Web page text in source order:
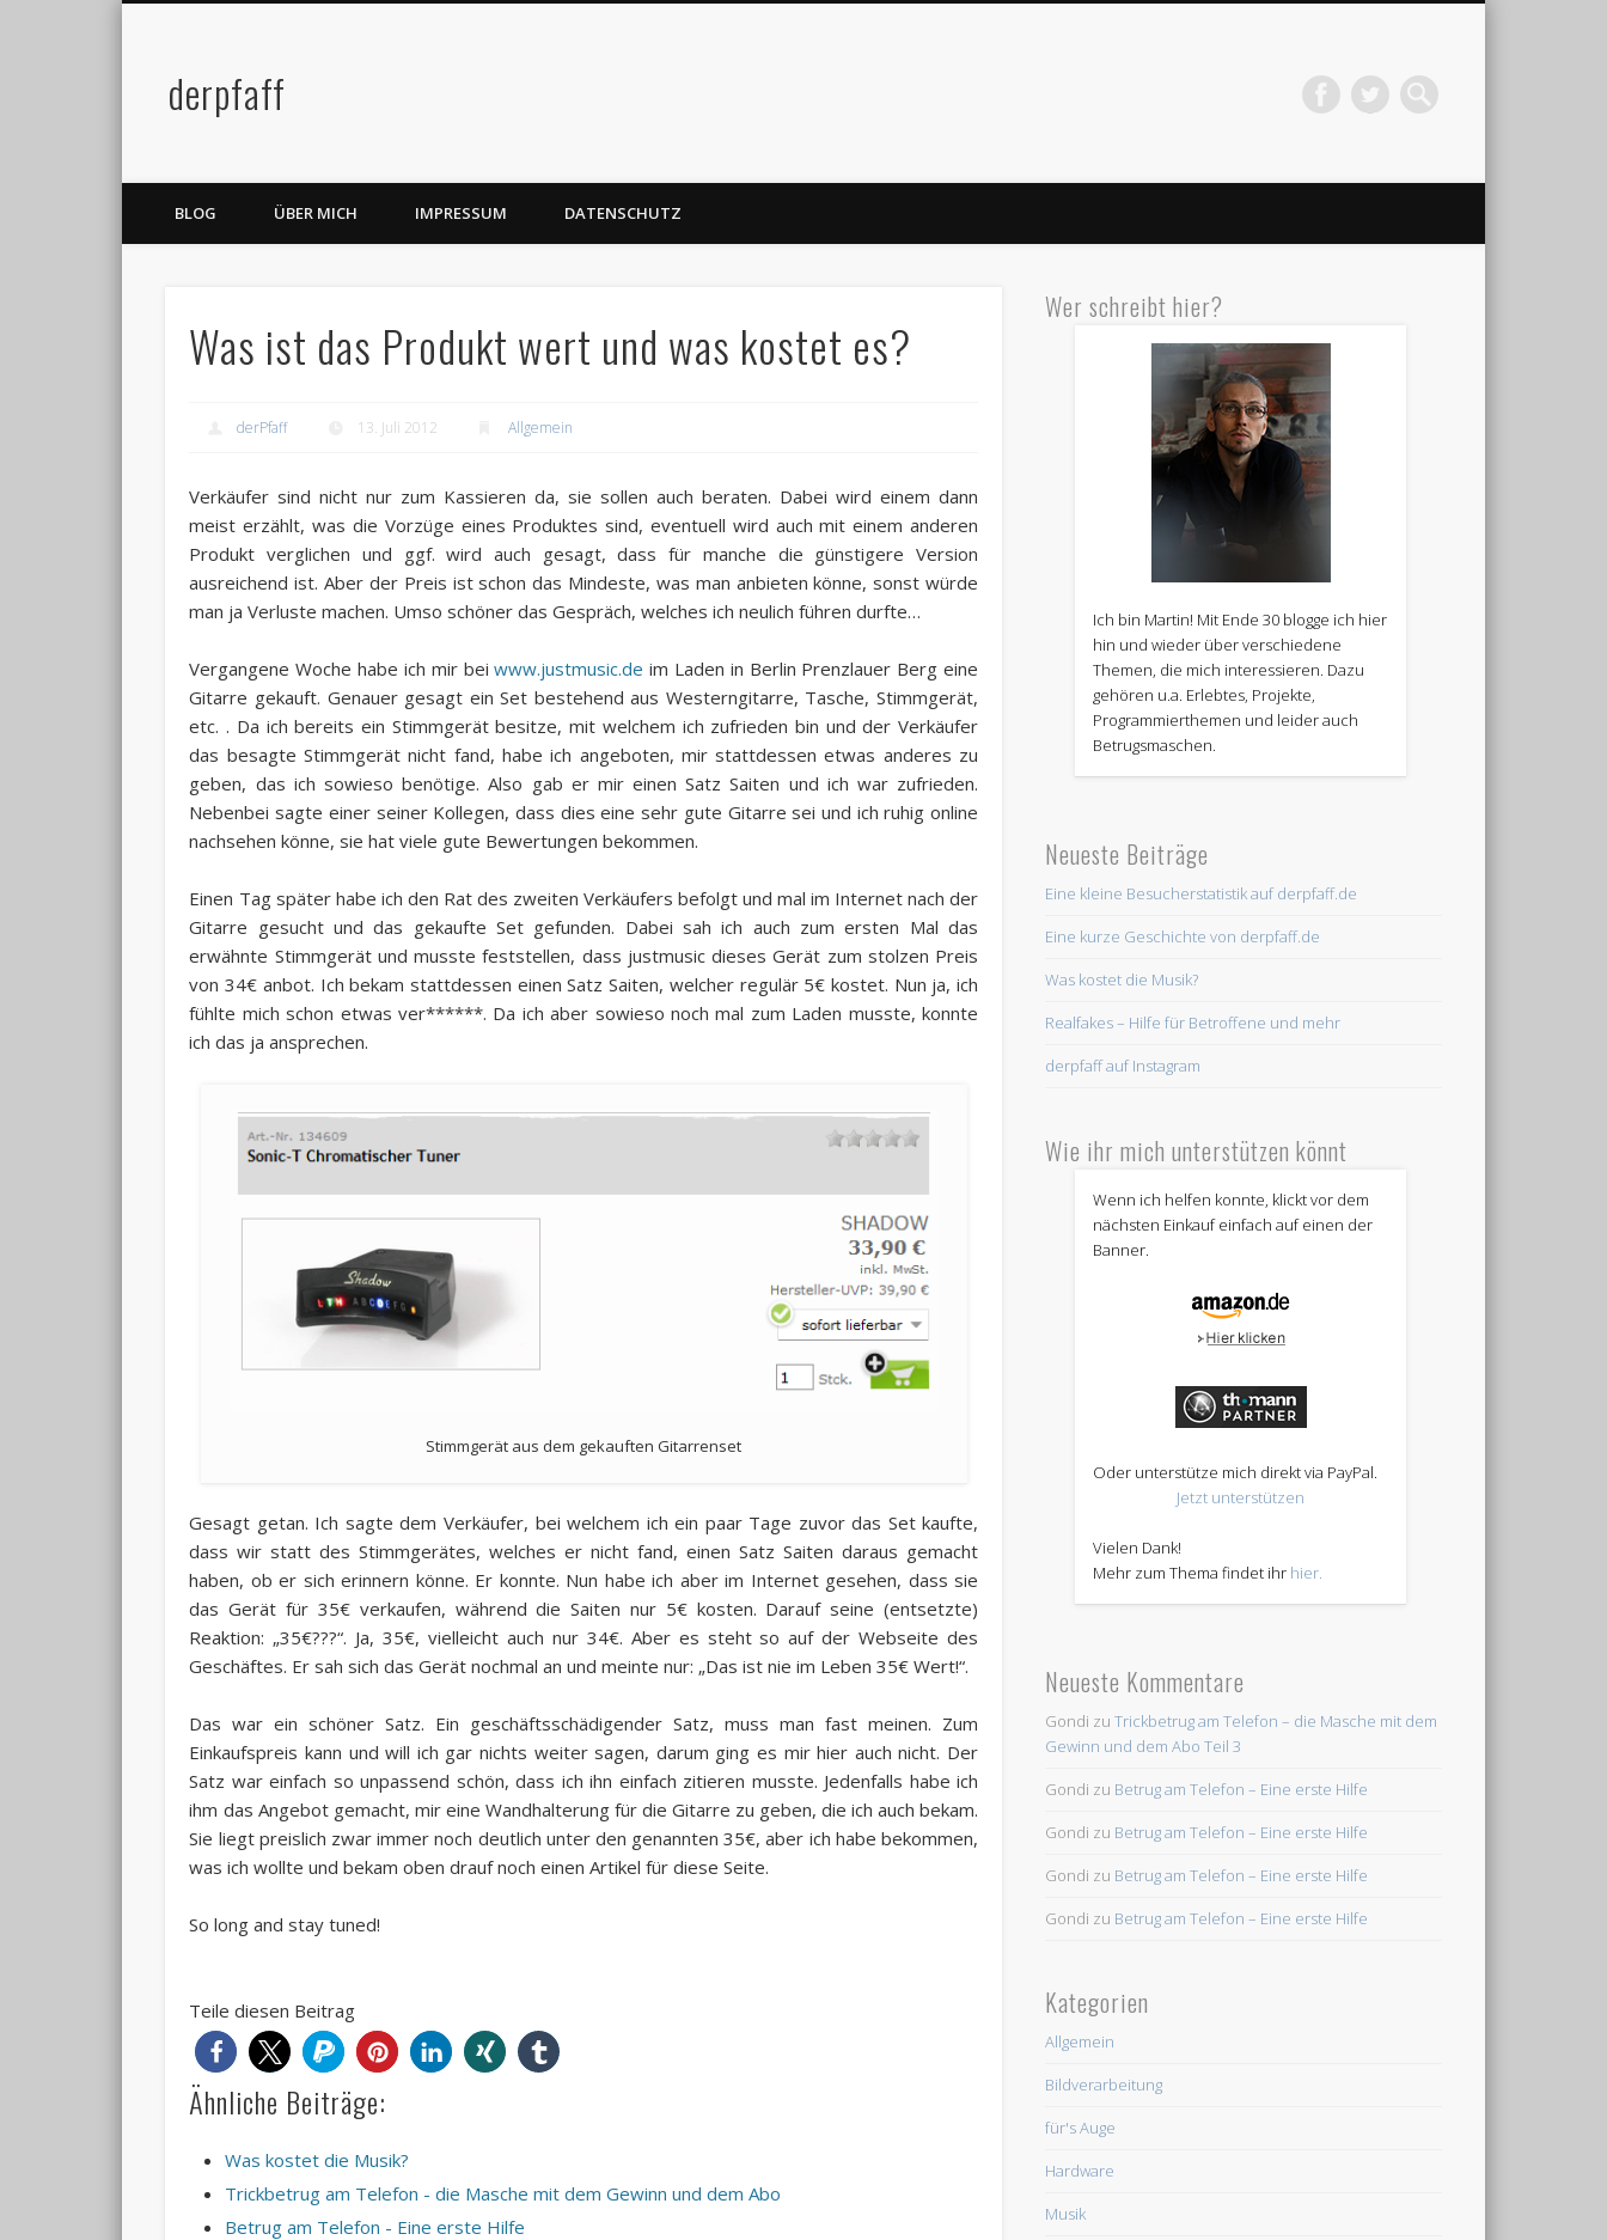
derpfaff
FacebookTwitter
BLOG ÜBER MICH IMPRESSUM DATENSCHUTZ
Was ist das Produkt wert und was kostet es?
derPfaff 13. Juli 2012 Allgemein
Verkäufer sind nicht nur zum Kassieren da, sie sollen auch beraten. Dabei wird einem dann
meist erzählt, was die Vorzüge eines Produktes sind, eventuell wird auch mit einem anderen
Produkt verglichen und ggf. wird auch gesagt, dass für manche die günstigere Version
ausreichend ist. Aber der Preis ist schon das Mindeste, was man anbieten könne, sonst würde
man ja Verluste machen. Umso schöner das Gespräch, welches ich neulich führen durfte…
Vergangene Woche habe ich mir beiwww.justmusic.de im Laden in Berlin Prenzlauer Berg eine
Gitarre gekauft. Genauer gesagt ein Set bestehend aus Westerngitarre, Tasche, Stimmgerät,
etc. . Da ich bereits ein Stimmgerät besitze, mit welchem ich zufrieden bin und der Verkäufer
das besagte Stimmgerät nicht fand, habe ich angeboten, mir stattdessen etwas anderes zu
geben, das ich sowieso benötige. Also gab er mir einen Satz Saiten und ich war zufrieden.
Nebenbei sagte einer seiner Kollegen, dass dies eine sehr gute Gitarre sei und ich ruhig online
nachsehen könne, sie hat viele gute Bewertungen bekommen.
Einen Tag später habe ich den Rat des zweiten Verkäufers befolgt und mal im Internet nach der
Gitarre gesucht und das gekaufte Set gefunden. Dabei sah ich auch zum ersten Mal das
erwähnte Stimmgerät und musste feststellen, dass justmusic dieses Gerät zum stolzen Preis
von 34€ anbot. Ich bekam stattdessen einen Satz Saiten, welcher regulär 5€ kostet. Nun ja, ich
fühlte mich schon etwas ver******. Da ich aber sowieso noch mal zum Laden musste, konnte
ich das ja ansprechen.
Stimmgerät aus dem gekauften Gitarrenset
Gesagt getan. Ich sagte dem Verkäufer, bei welchem ich ein paar Tage zuvor das Set kaufte,
dass wir statt des Stimmgerätes, welches er nicht fand, einen Satz Saiten daraus gemacht
haben, ob er sich erinnern könne. Er konnte. Nun habe ich aber im Internet gesehen, dass sie
das Gerät für 35€ verkaufen, während die Saiten nur 5€ kosten. Darauf seine (entsetzte)
Reaktion: „35€???“. Ja, 35€, vielleicht auch nur 34€. Aber es steht so auf der Webseite des
Geschäftes. Er sah sich das Gerät nochmal an und meinte nur: „Das ist nie im Leben 35€ Wert!“.
Das war ein schöner Satz. Ein geschäftsschädigender Satz, muss man fast meinen. Zum
Einkaufspreis kann und will ich gar nichts weiter sagen, darum ging es mir hier auch nicht. Der
Satz war einfach so unpassend schön, dass ich ihn einfach zitieren musste. Jedenfalls habe ich
ihm das Angebot gemacht, mir eine Wandhalterung für die Gitarre zu geben, die ich auch bekam.
Sie liegt preislich zwar immer noch deutlich unter den genannten 35€, aber ich habe bekommen,
was ich wollte und bekam oben drauf noch einen Artikel für diese Seite.
So long and stay tuned!
Teile diesen Beitrag
Ähnliche Beiträge:
Was kostet die Musik?
Trickbetrug am Telefon - die Masche mit dem Gewinn und dem Abo
Betrug am Telefon - Eine erste Hilfe
Wer schreibt hier?
Ich bin Martin! Mit Ende 30 blogge ich hier
hin und wieder über verschiedene
Themen, die mich interessieren. Dazu
gehören u.a. Erlebtes, Projekte,
Programmierthemen und leider auch
Betrugsmaschen.
Neueste Beiträge
Eine kleine Besucherstatistik auf derpfaff.de
Eine kurze Geschichte von derpfaff.de
Was kostet die Musik?
Realfakes – Hilfe für Betroffene und mehr
derpfaff auf Instagram
Wie ihr mich unterstützen könnt
Wenn ich helfen konnte, klickt vor dem
nächsten Einkauf einfach auf einen der
Banner.
Oder unterstütze mich direkt via PayPal.
Jetzt unterstützen
Vielen Dank!
Mehr zum Thema findet ihr hier.
Neueste Kommentare
Gondi zuTrickbetrug am Telefon – die Masche mit dem
Gewinn und dem Abo Teil 3
Gondi zu Betrug am Telefon – Eine erste Hilfe
Gondi zu Betrug am Telefon – Eine erste Hilfe
Gondi zu Betrug am Telefon – Eine erste Hilfe
Gondi zu Betrug am Telefon – Eine erste Hilfe
Kategorien
Allgemein
Bildverarbeitung
für's Auge
Hardware
Musik